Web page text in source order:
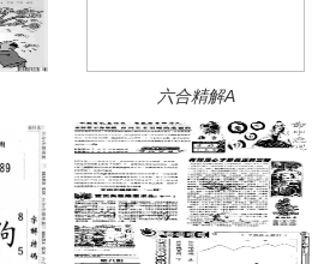
六合精解A